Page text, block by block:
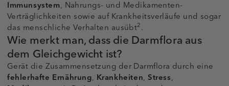
Immunsystem, Nahrungs- und Medikamenten-
Verträglichkeiten sowie auf Krankheitsverläufe und sogar
das menschliche Verhalten ausübt2.
Wie merkt man, dass die Darmflora aus
dem Gleichgewicht ist?
Gerät die Zusammensetzung der Darmflora durch eine
fehlerhafte Ernährung, Krankheiten,Stress,